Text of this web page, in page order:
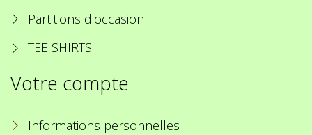
Partitions d'occasion
TEE SHIRTS
Votre compte
Informations personnelles